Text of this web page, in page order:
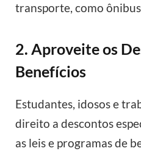
transporte, como
2. Aproveite os
Benefícios
Estudantes, idosos e
direito a descontos
as leis e programas de